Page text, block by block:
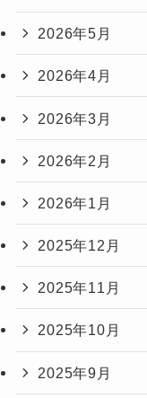
2026年5月
2026年4月
2026年3月
2026年2月
2026年1月
2025年12月
2025年11月
2025年10月
2025年9月